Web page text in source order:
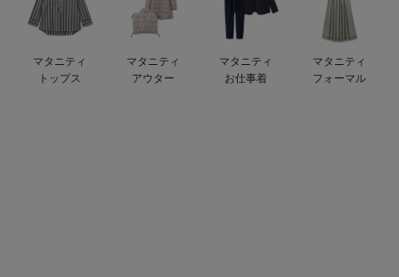
デロンギ
マタニティ
トップス
マタニティ
アウター
マタニティ
お仕事着
マタニティ
フォーマル